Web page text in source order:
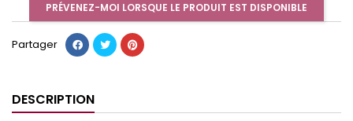
PRÉVENEZ-MOI LORSQUE LE PRODUIT EST DISPONIBLE
Partager
DESCRIPTION